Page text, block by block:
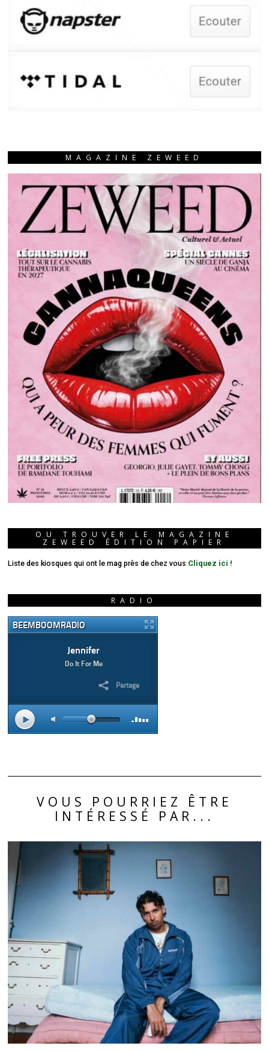
MAGAZINE ZEWEED
OU TROUVER LE MAGAZINE
ZEWEED ÉDITION PAPIER
Liste des kiosques qui ont le mag près de chez vous Cliquez ici !
RADIO
VOUS POURRIEZ ÊTRE
INTÉRESSÉ PAR...